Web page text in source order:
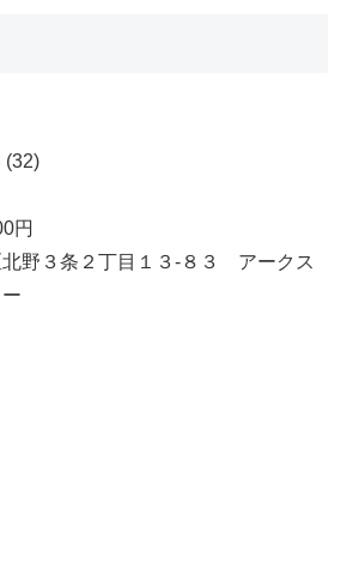
(32)
円
野３条２丁目１３-８３ アークス